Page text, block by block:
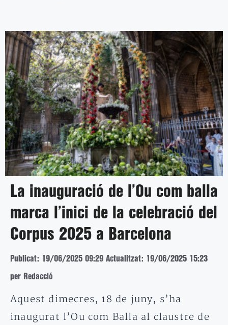
La inauguració de l’Ou com balla
marca l’inici de la celebració del
Corpus 2025 a Barcelona
Publicat: 19/06/2025 09:29 Actualitzat: 19/06/2025 15:23
per Redacció
Aquest dimecres, 18 de juny, s’ha
inaugurat l’Ou com Balla al claustre de